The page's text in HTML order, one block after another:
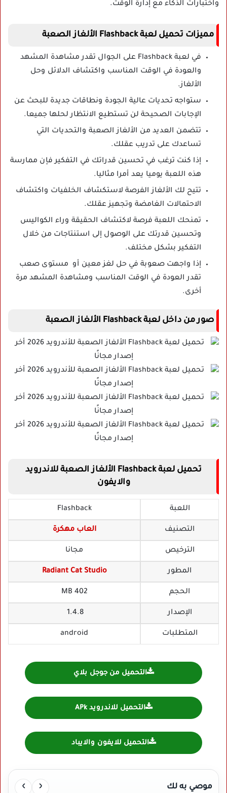
واختبارات الذكاء مع إدارة الوقت.
مميزات تحميل لعبة Flashback الألغاز الصعبة
في لعبة Flashback على الجوال تقدر مشاهدة المشهد
والعودة في الوقت المناسب واكتشاف الدلائل وحل
الألغاز.
ستواجه تحديات عالية الجودة ونطاقات جديدة للبحث عن
الإجابات الصحيحة لن تستطيع الانتظار لحلها جميعا.
تتضمن العديد من الألغاز الصعبة والتحديات التي
تساعدك على تدريب عقلك.
إذا كنت ترغب في تحسين قدراتك في التفكير فإن ممارسة
هذه اللعبة يوميا يعد أمرا مثاليا.
تتيح لك الألغاز الفرصة لاستكشاف الخلفيات واكتشاف
الاحتمالات الغامضة وتجهيز عقلك.
تمنحك اللعبة فرصة لاكتشاف الحقيقة وراء الكواليس
وتحسين قدرتك على الوصول إلى استنتاجات من خلال
التفكير بشكل مختلف.
إذا واجهت صعوبة في حل لغز معين أو مستوى صعب
تقدر العودة في الوقت المناسب ومشاهدة المشهد مرة
أخرى.
صور من داخل لعبة Flashback الألغاز الصعبة
تحميل لعبة Flashback الألغاز الصعبة للاندرويد
والايفون
اللعبة Flashback
التصنيف العاب مهكرة
الترخيص مجانا
المطور Radiant Cat Studio
الحجم 402 MB
الإصدار 1.4.8
المتطلبات android
التحميل من جوجل بلاي
التحميل للاندرويد APk
التحميل للايفون والايباد
موصي به لك ‹
›